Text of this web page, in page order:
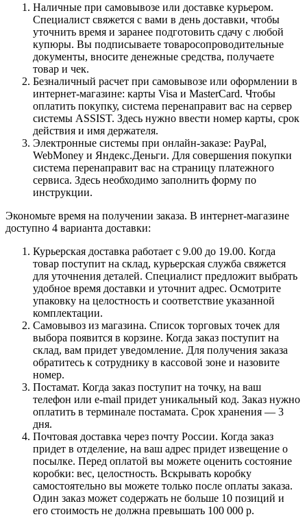
Наличные при самовывозе или доставке курьером.
Специалист свяжется с вами в день доставки, чтобы
уточнить время и заранее подготовить сдачу с любой
купюры. Вы подписываете товаросопроводительные
документы, вносите денежные средства, получаете
товар и чек.
Безналичный расчет при самовывозе или оформлении в
интернет-магазине: карты Visa и MasterCard. Чтобы
оплатить покупку, система перенаправит вас на сервер
системы ASSIST. Здесь нужно ввести номер карты, срок
действия и имя держателя.
Электронные системы при онлайн-заказе: PayPal,
WebMoney и Яндекс.Деньги. Для совершения покупки
система перенаправит вас на страницу платежного
сервиса. Здесь необходимо заполнить форму по
инструкции.
Экономьте время на получении заказа. В интернет-магазине
доступно 4 варианта доставки:
Курьерская доставка работает с 9.00 до 19.00. Когда
товар поступит на склад, курьерская служба свяжется
для уточнения деталей. Специалист предложит выбрать
удобное время доставки и уточнит адрес. Осмотрите
упаковку на целостность и соответствие указанной
комплектации.
Самовывоз из магазина. Список торговых точек для
выбора появится в корзине. Когда заказ поступит на
склад, вам придет уведомление. Для получения заказа
обратитесь к сотруднику в кассовой зоне и назовите
номер.
Постамат. Когда заказ поступит на точку, на ваш
телефон или e-mail придет уникальный код. Заказ нужно
оплатить в терминале постамата. Срок хранения — 3
дня.
Почтовая доставка через почту России. Когда заказ
придет в отделение, на ваш адрес придет извещение о
посылке. Перед оплатой вы можете оценить состояние
коробки: вес, целостность. Вскрывать коробку
самостоятельно вы можете только после оплаты заказа.
Один заказ может содержать не больше 10 позиций и
его стоимость не должна превышать 100 000 р.